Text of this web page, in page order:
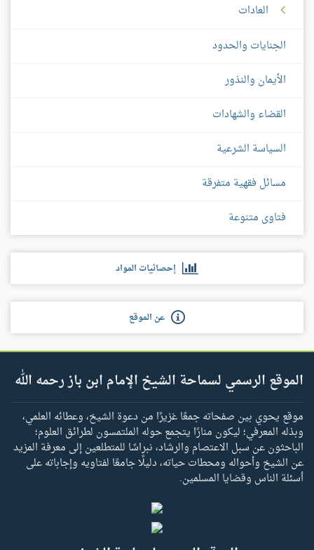
العادات
الجنايات والحدود
الأيمان والنذور
القضاء والشهادات
السياسة الشرعية
مسائل فقهية متفرقة
فتاوى متنوعة
إحصائيات المواد
عن الموقع
الموقع الرسمي لسماحة الشيخ الإمام ابن باز رحمه الله
موقع يحوي بين صفحاته جمعًا غزيرًا من دعوة الشيخ، وعطائه العلمي،
وبذله المعرفي؛ ليكون منارًا يتجمع حوله الملتمسون لطرائق العلوم؛
الباحثون عن سبل الاعتصام والرشاد، نبراسًا للمتطلعين إلى معرفة المزيد
عن الشيخ وأحواله ومحطات حياته، دليلًا جامعًا لفتاويه وإجاباته على
أسئلة الناس وقضايا المسلمين.